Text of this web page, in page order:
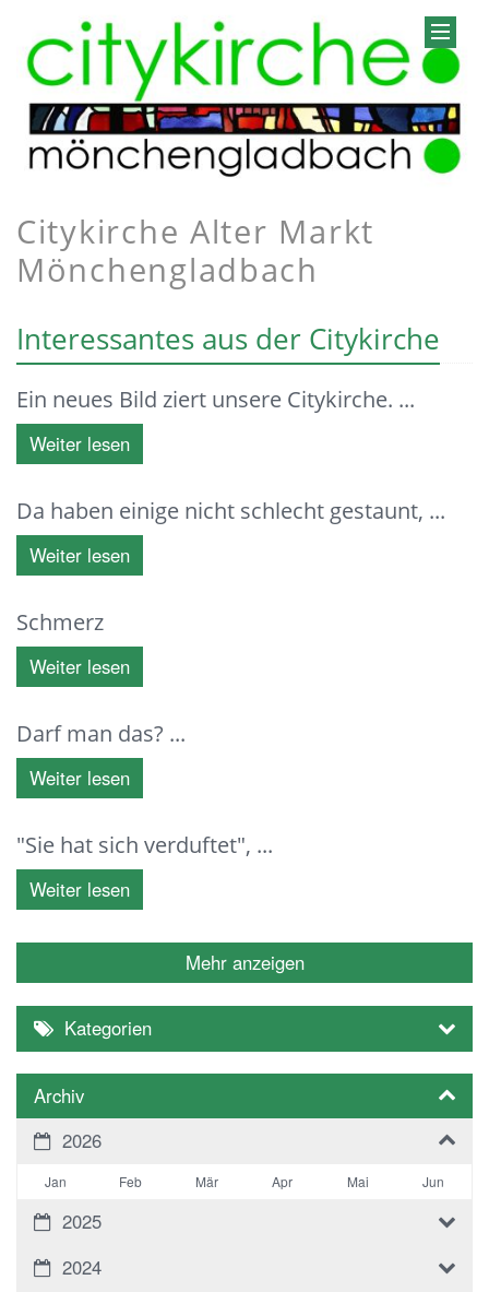
Citykirche Alter Markt
Mönchengladbach
Interessantes aus der Citykirche
Ein neues Bild ziert unsere Citykirche. ...
Weiter lesen
Da haben einige nicht schlecht gestaunt, ...
Weiter lesen
Schmerz
Weiter lesen
Darf man das? ...
Weiter lesen
"Sie hat sich verduftet", ...
Weiter lesen
Mehr anzeigen
Kategorien
Archiv
2026
Jan Feb Mär Apr Mai Jun
2025
2024